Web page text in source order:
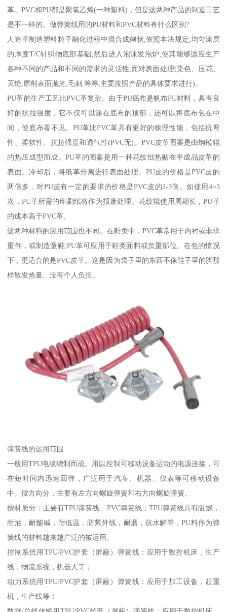
革。PVC和PU都是聚氯乙烯(一种塑料)，但是这两种产品的制造工艺
是不一样的。做弹簧线用的PU材料和PVC材料有什么区别?
人造革制造塑料粒子融化过程中混合成糊状,依照本法规定,均匀涂层
的厚度T/C针织物底部基础,然后进入泡沫发泡炉,使其能够适应生产
各种不同的产品和不同的需求的灵活性,而对表面处理(染色、压花、
灭绝,磨削表面抛光,毛刺,等等,主要按照产品的具体要求进行)。
PU革的生产工艺比PVC革复杂。由于PU底布是帆布PU材料，具有良
好的抗拉强度，它不仅可以涂在底布的顶部，还可以将底布包在中
间，使底布看不见。PU革比PVC革具有更好的物理性能，包括抗弯
性、柔软性、抗拉强度和透气性(PVC无)。PVC皮革图案是由钢模辊
的热压成型而成。PU革的图案是用一种花纹纸热贴在半成品皮革的
表面。冷却后，将纸革分离进行表面处理。PU皮的价格是PVC皮的
两倍多，对PU皮有一定的要求的价格是PVC皮的2-3倍。如使用4~5
次，PU革所需的印刷纸将作为报废处理。花纹辊使用周期长，PU革
的成本高于PVC革。
这两种材料的应用范围也不同。在鞋类中，PVC革常用于内衬或非承
重件，或制造童鞋;PU革可应用于鞋类面料或负重部位。在包的情况
下，更适合的是PVC皮革。这是因为袋子里的东西不像鞋子里的脚那
样散发热量。没有个人负担。
弹簧线的运用范围
一般用TPU电缆绕制而成。用以控制可移动设备运动的电源连接，可
在短时间内迅速回弹，广泛用于汽车、机器、仪表等可移动设备
中。按方向分，主要有左方向螺旋弹簧和右方向螺旋弹簧。
按材质分：主要有TPU弹簧线、PVC弹簧线；TPU弹簧线具有阻燃，
耐油，耐酸碱，耐低温，防紫外线，耐磨，抗水解等，PU料作为弹
簧线的材料越来越广泛的被运用。
控制系统用TPU/PVC护套（屏蔽）弹簧线：应用于数控机床，生产
线，物流系统，机器人等；
动力系统用TPU/PVC护套（屏蔽）弹簧线：应用于加工设备，起重
机，生产线等；